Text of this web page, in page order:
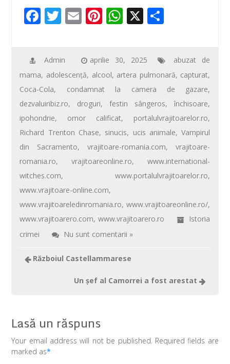
F
e
b
o
o
k
T
tt
er
E
ail
Pi
er
e
st
W
at
s
A
p
X
ta
je
az
ă
Admin aprilie 30, 2025
abuzat de
mama, adolescenţă, alcool, artera pulmonară, capturat,
Coca-Cola, condamnat la camera de gazare,
dezvaluiribiz.ro, droguri,festin sângeros,închisoare,
ipohondrie, omor calificat, portalulvrajitoarelor.ro,
Richard Trenton Chase, sinucis, ucis animale,Vampirul
din Sacramento,vrajitoare-romania.com,vrajitoare-
romania.ro,vrajitoareonline.ro,www.international-
witches.com,www.portalulvrajitoarelor.ro,
www.vrajitoare-online.com,
www.vrajitoareledinromania.ro,www.vrajitoareonline.ro/,
www.vrajitoarero.com,www.vrajitoarero.ro
Istoria
crimei
Nu sunt comentarii »
Războiul Castellammarese
Un şef al Camorrei a fost arestat
Lasă un răspuns
Your email address will not be published. Required fields are
marked as*